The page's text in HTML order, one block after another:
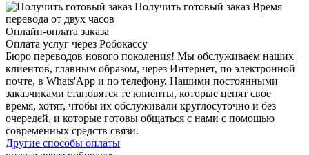
Получить готовый заказ Время
перевода от двух часов
Онлайн-оплата заказа
Оплата услуг через Робокассу
Бюро переводов нового поколения! Мы обслуживаем наших
клиентов, главным образом, через Интернет, по электронной
почте, в Whats'App и по телефону. Нашими постоянными
заказчиками становятся те клиенты, которые ценят свое
время, хотят, чтобы их обслуживали круглосуточно и без
очередей, и которые готовы общаться с нами с помощью
современных средств связи.
Другие способы оплаты